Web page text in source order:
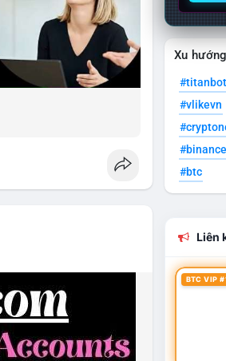
Xu
#titanbot
#vlikevn
#btc
Liên
BTC VIP